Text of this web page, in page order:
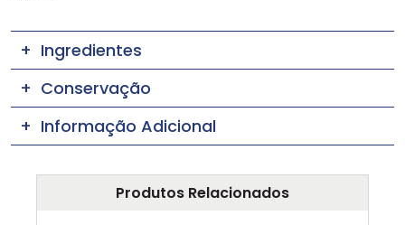
Ingredientes
Conservação
Informação Adicional
Produtos Relacionados